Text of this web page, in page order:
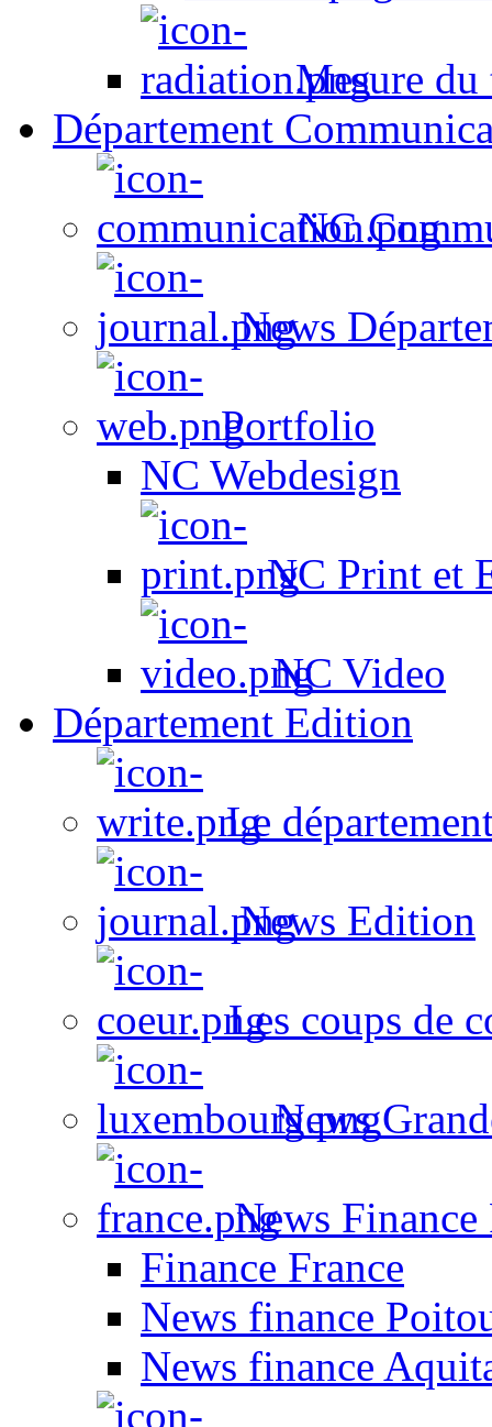
Mesure du
Département
NC
News
Portfolio
NC Webdesign
NC Print et
NC Video
Département Edition
Le
News Edition
Les coups de
News
News Finance
Finance France
News finance
News finance